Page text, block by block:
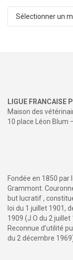
Archives
LIGUE FRANCAISE
Maison des
10 place Léon Blum
Fondée en 1850 par
Grammont.
but lucratif ,
loi du 1 juillet 1901,
1909 (J.O du 2 juillet
Reconnue d’utilité
du 2 décembre